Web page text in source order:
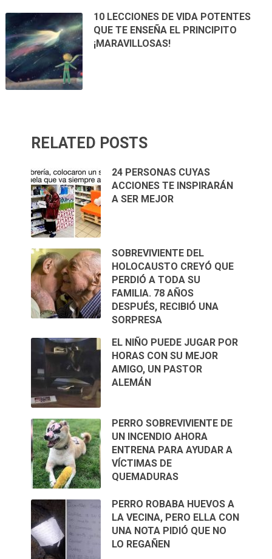
10 LECCIONES DE VIDA POTENTES
QUE TE ENSEÑA EL PRINCIPITO
¡MARAVILLOSAS!
RELATED POSTS
24 PERSONAS CUYAS
ACCIONES TE INSPIRARÁN
A SER MEJOR
SOBREVIVIENTE DEL
HOLOCAUSTO CREYÓ QUE
PERDIÓ A TODA SU
FAMILIA. 78 AÑOS
DESPUÉS, RECIBIÓ UNA
SORPRESA
EL NIÑO PUEDE JUGAR POR
HORAS CON SU MEJOR
AMIGO, UN PASTOR
ALEMÁN
PERRO SOBREVIVIENTE DE
UN INCENDIO AHORA
ENTRENA PARA AYUDAR A
VÍCTIMAS DE
QUEMADURAS
PERRO ROBABA HUEVOS A
LA VECINA, PERO ELLA CON
UNA NOTA PIDIÓ QUE NO
LO REGAÑEN